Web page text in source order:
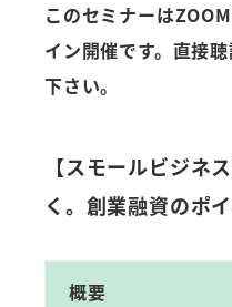
このセミナーは
イン開催です。直接
下さい。
【スモールビジネ
く。創業融資のポ
概要